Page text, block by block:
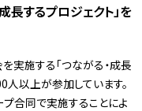
長するプロジェクト」を
実施する「つながる・成長
人以上が参加しています。
合同で実施することによ